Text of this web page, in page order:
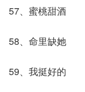
57、蜜桃甜酒
58、命里缺她
59、我挺好的